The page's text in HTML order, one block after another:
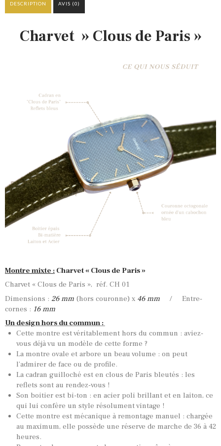
DESCRIPTION AVIS (0)
Charvet » Clous de Paris »
Montre mixte : Charvet « Clous de Paris »
Charvet « Clous de Paris », réf. CH 01
Dimensions : 26 mm (hors couronne) x 46 mm / Entre-
cornes : 16 mm
Un design hors du commun :
Cette montre est véritablement hors du commun : aviez-
vous déjà vu un modèle de cette forme ?
La montre ovale et arbore un beau volume : on peut
l’admirer de face ou de profile.
La cadran guilloché est en clous de Paris bleutés : les
reflets sont au rendez-vous !
Son boitier est bi-ton : en acier poli brillant et en laiton, ce
qui lui confère un style résolument vintage !
Cette montre est mécanique à remontage manuel : chargée
au maximum, elle possède une réserve de marche de 36 à 42
heures.